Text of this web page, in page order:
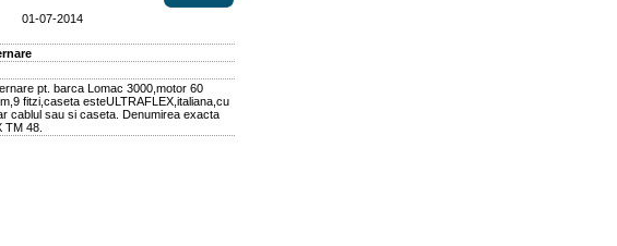
01-07-2014
pt. barca Lomac 3000,motor 60
fitzi,caseta esteULTRAFLEX,italiana,cu
cablul sau si caseta. Denumirea exacta
TM 48.